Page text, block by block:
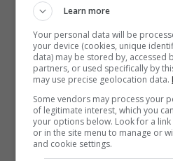
• Attraversa paesaggi
viaggio emozionante.
• Risolvi enigmi
mondo intorno a te,
conferiti dal guardiano
• Segui la misteriosa
terra rimasta in rovina
Learn more
Your personal data will be
your device (cookies, unique
data) may be stored by, accessed
partners, or used specifically by
may use precise geolocation data.
Some vendors may process your
of legitimate interest, which you
your options below. Look for a
or in the site menu to manage or
and cookie settings.